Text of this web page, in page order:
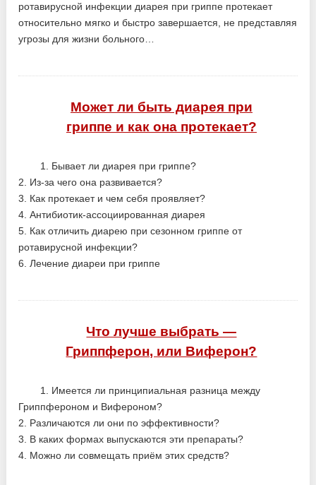
ротавирусной инфекции диарея при гриппе протекает
относительно мягко и быстро завершается, не представляя
угрозы для жизни больного…
Может ли быть диарея при
гриппе и как она протекает?
1. Бывает ли диарея при гриппе?
2. Из-за чего она развивается?
3. Как протекает и чем себя проявляет?
4. Антибиотик-ассоциированная диарея
5. Как отличить диарею при сезонном гриппе от
ротавирусной инфекции?
6. Лечение диареи при гриппе
Что лучше выбрать —
Гриппферон, или Виферон?
1. Имеется ли принципиальная разница между
Гриппфероном и Вифероном?
2. Различаются ли они по эффективности?
3. В каких формах выпускаются эти препараты?
4. Можно ли совмещать приём этих средств?